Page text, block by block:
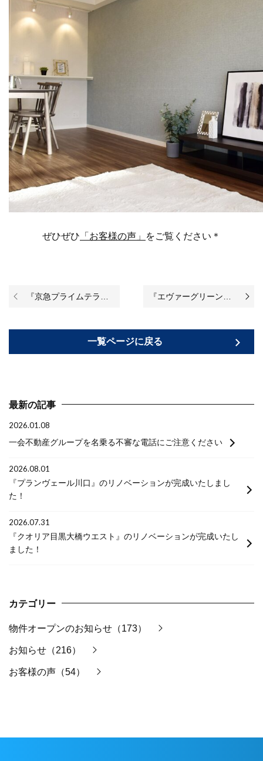
ぜひぜひ 「お客様の声」 をご覧ください＊
『京急プライムテラス上永谷』リノベーションが完成いたしました！
一覧ページに戻る
『エヴァーグリーン瑞江』リノベーションが完成いたしました！
最新の記事
2026.01.08
一会不動産グループを名乗る不審な電話にご注意ください
2026.08.01
『プランヴェール川口』のリノベーションが完成いたしまし
た！
2026.07.31
『クオリア目黒大橋ウエスト』のリノベーションが完成いたし
ました！
カテゴリー
物件オープンのお知らせ（173）
お知らせ（216）
お客様の声（54）